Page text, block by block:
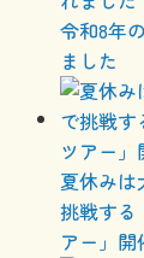
令和8年
ました
夏休み
挑戦する
アー」開